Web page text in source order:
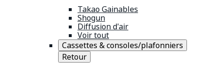
Takao Gainables
Shogun
Diffusion d'air
Voir tout
Cassettes & consoles/plafonniers
Retour